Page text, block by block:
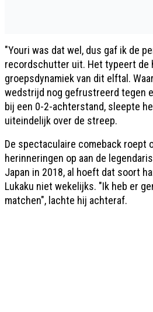
"Youri was dat wel, dus gaf ik de
recordschutter uit. Het typeert de
groepsdynamiek van dit elftal.
wedstrijd nog gefrustreerd tegen
bij een 0-2-achterstand, sleepte
uiteindelijk over de streep.
De spectaculaire comeback roept
herinneringen op aan de
Japan in 2018, al hoeft dat soort
Lukaku niet wekelijks. "Ik heb er
matchen", lachte hij achteraf.